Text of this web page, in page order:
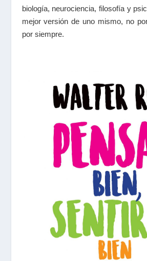
biología, neurociencia, filosofía y
mejor versión de uno mismo, no
por siempre.